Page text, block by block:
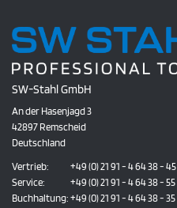
SW-Stahl GmbH
An der Hasenjagd 3
42897 Remscheid
Deutschland
Vertrieb:
+49 (0) 21 91 - 4 64 38 - 45
Service:
+49 (0) 21 91 - 4 64 38 - 55
Buchhaltung: +49 (0) 21 91 - 4 64 38 - 35